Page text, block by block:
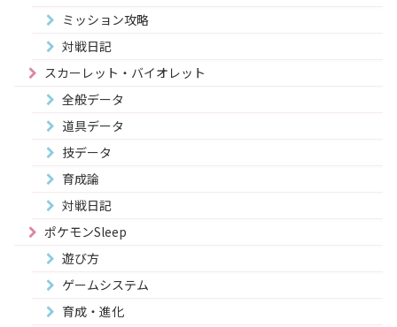
ミッション攻略
対戦日記
スカーレット・バイオレット
全般データ
道具データ
技データ
育成論
対戦日記
ポケモンSleep
遊び方
ゲームシステム
育成・進化